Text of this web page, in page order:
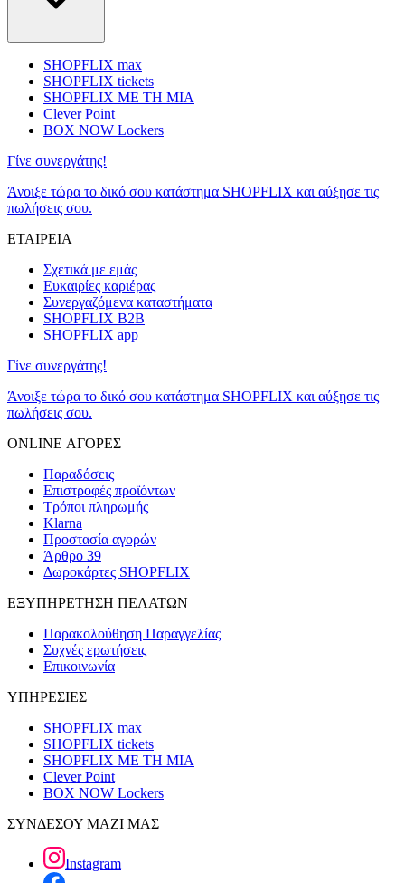
SHOPFLIX max
SHOPFLIX tickets
SHOPFLIX ΜΕ ΤΗ ΜΙΑ
Clever Point
BOX NOW Lockers
Γίνε συνεργάτης!
Άνοιξε τώρα το δικό σου κατάστημα SHOPFLIX και αύξησε τις
πωλήσεις σου.
ΕΤΑΙΡΕΙΑ
Σχετικά με εμάς
Ευκαιρίες καριέρας
Συνεργαζόμενα καταστήματα
SHOPFLIX B2B
SHOPFLIX app
Γίνε συνεργάτης!
Άνοιξε τώρα το δικό σου κατάστημα SHOPFLIX και αύξησε τις
πωλήσεις σου.
ONLINE ΑΓΟΡΕΣ
Παραδόσεις
Επιστροφές προϊόντων
Τρόποι πληρωμής
Klarna
Προστασία αγορών
Άρθρο 39
Δωροκάρτες SHOPFLIX
ΕΞΥΠΗΡΕΤΗΣΗ ΠΕΛΑΤΩΝ
Παρακολούθηση Παραγγελίας
Συχνές ερωτήσεις
Επικοινωνία
ΥΠΗΡΕΣΙΕΣ
SHOPFLIX max
SHOPFLIX tickets
SHOPFLIX ΜΕ ΤΗ ΜΙΑ
Clever Point
BOX NOW Lockers
ΣΥΝΔΕΣΟΥ ΜΑΖΙ ΜΑΣ
Instagram